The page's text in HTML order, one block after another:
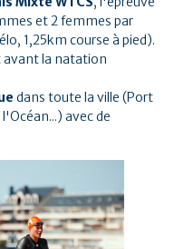
et 2 femmes par
1,25km course à pied).
avant la natation
dans toute la ville (Port
avec de